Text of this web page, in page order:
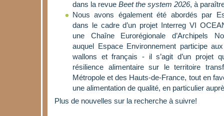
dans la revue Beet the system 2026, à
Nous avons également été abordés par
dans le cadre d’un projet Interreg VI
une Chaîne Eurorégionale d’Archipels
auquel Espace Environnement participe
wallons et français - il s’agit d’un projet
résilience alimentaire sur le territoire
Métropole et des Hauts-de-France, tout en
une alimentation de qualité, en particulier
Plus de nouvelles sur la recherche à suivre!